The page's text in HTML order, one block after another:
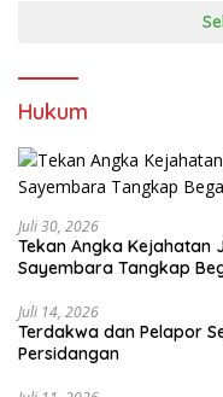
Hukum
Juli 30, 2026
Tekan Angka Kejahatan
Sayembara Tangkap
Juli 14, 2026
Terdakwa dan Pelapor
Persidangan